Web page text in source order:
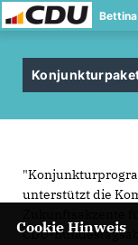
unterstützt die
CDU-
Cookie Hinweis